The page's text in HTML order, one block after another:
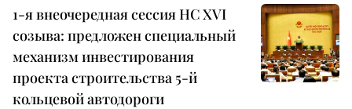
1-я внеочередная сессия НС XVI
созыва: предложен специальный
механизм инвестирования
проекта строительства 5-й
кольцевой автодороги